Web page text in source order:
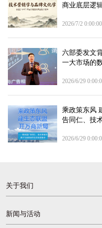
商业底层逻
2026/7/2 0:00:00
六部委发文
一大市场的
2026/6/29
乘政策东风
告同仁、技
2026/6/29
关于我们
新闻与活动